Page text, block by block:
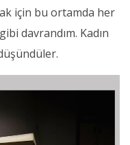
için bu ortamda her
davrandım. Kadın